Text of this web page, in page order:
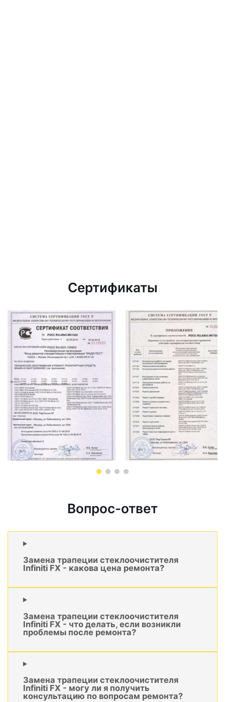
Сертификаты
Вопрос-ответ
Замена трапеции стеклоочистителя
Infiniti FX - какова цена ремонта?
Замена трапеции стеклоочистителя
Infiniti FX - что делать, если возникли
проблемы после ремонта?
Замена трапеции стеклоочистителя
Infiniti FX - могу ли я получить
консультацию по вопросам ремонта?